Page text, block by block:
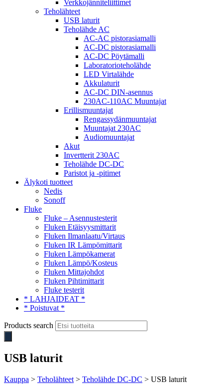
Verkkojänniteliittimet
Teholähteet
USB laturit
Teholähde AC
AC-AC pistorasiamalli
AC-DC pistorasiamalli
AC-DC Pöytämalli
Laboratorioteholähde
LED Virtalähde
Akkulaturit
AC-DC DIN-asennus
230AC-110AC Muuntajat
Erillismuuntajat
Rengassydänmuuntajat
Muuntajat 230AC
Audiomuuntajat
Akut
Invertterit 230AC
Teholähde DC-DC
Paristot ja -pitimet
Älykoti tuotteet
Nedis
Sonoff
Fluke
Fluke – Asennustesterit
Fluken Etäisyysmittarit
Fluken Ilmanlaatu/Virtaus
Fluken IR Lämpömittarit
Fluken Lämpökamerat
Fluken Lämpö/Kosteus
Fluken Mittajohdot
Fluken Pihtimittarit
Fluke testerit
* LAHJAIDEAT *
* Poistuvat *
Products search
USB laturit
Kauppa > Teholähteet > Teholähde DC-DC > USB laturit